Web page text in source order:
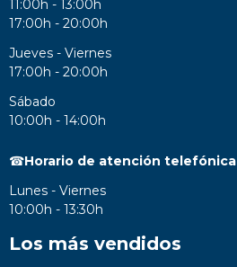
11:00h - 13:00h
17:00h - 20:00h
Jueves - Viernes
17:00h - 20:00h
Sábado
10:00h - 14:00h
☎Horario de atención telefónica
Lunes - Viernes
10:00h - 13:30h
Los más vendidos